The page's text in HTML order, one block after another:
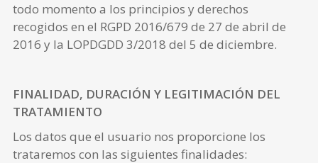
todo momento a los principios y derechos
recogidos en el RGPD 2016/679 de 27 de abril de
2016 y la LOPDGDD 3/2018 del 5 de diciembre.
FINALIDAD, DURACIÓN Y LEGITIMACIÓN DEL
TRATAMIENTO
Los datos que el usuario nos proporcione los
trataremos con las siguientes finalidades: